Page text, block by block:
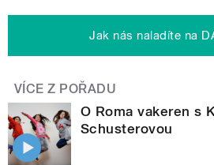
Jak nás naladíte na
VÍCE Z POŘADU
O Roma vakeren s
Schusterovou